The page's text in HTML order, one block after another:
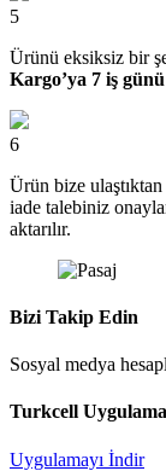
5
Ürünü eksiksiz bir
Kargo’ya 7 iş
6
Ürün bize
iade talebiniz
aktarılır.
Bizi Takip Edin
Sosyal medya
Turkcell
Uygulamayı İndir